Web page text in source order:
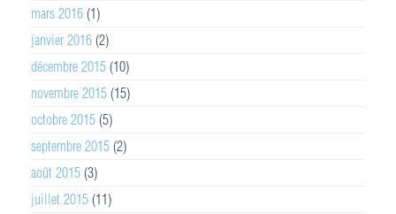
mars 2016 (1)
janvier 2016 (2)
décembre 2015 (10)
novembre 2015 (15)
octobre 2015 (5)
septembre 2015 (2)
août 2015 (3)
juillet 2015 (11)